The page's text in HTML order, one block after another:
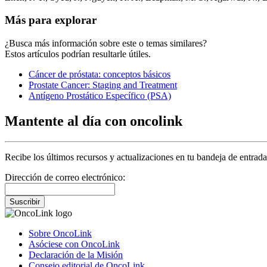
Más para explorar
¿Busca más información sobre este o temas similares?
Estos artículos podrían resultarle útiles.
Cáncer de próstata: conceptos básicos
Prostate Cancer: Staging and Treatment
Antígeno Prostático Específico (PSA)
Mantente al día con oncolink
Recibe los últimos recursos y actualizaciones en tu bandeja de
Dirección de correo electrónico:
Suscribir
Sobre OncoLink
Asóciese con OncoLink
Declaración de la Misión